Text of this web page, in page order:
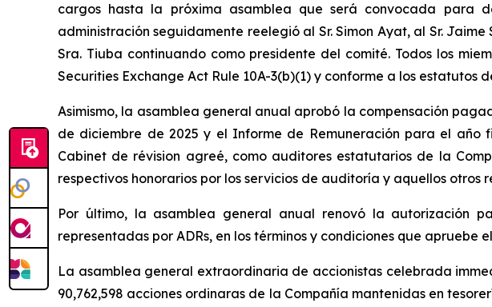
cargos hasta la próxima asamblea que será convocada para
administración seguidamente reelegió al Sr. Simon Ayat, al Sr.
Sra. Tiuba continuando como presidente del comité. Todos los
Securities Exchange Act Rule 10A-3(b)(1) y conforme a los estatutos
Asimismo, la asamblea general anual aprobó la compensación
de diciembre de 2025 y el Informe de Remuneración para el año
Cabinet de révision agreé, como auditores estatutarios de la
respectivos honorarios por los servicios de auditoría y aquellos otros
Por último, la asamblea general anual renovó la autorización
representadas por ADRs, en los términos y condiciones que
La asamblea general extraordinaria de accionistas celebrada
90,762,598 acciones ordinaras de la Compañía mantenidas en